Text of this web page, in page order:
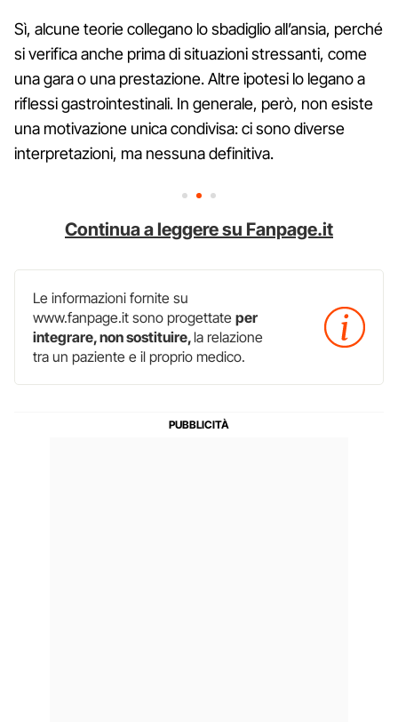
Sì, alcune teorie collegano lo sbadiglio all’ansia, perché
si verifica anche prima di situazioni stressanti, come
una gara o una prestazione. Altre ipotesi lo legano a
riflessi gastrointestinali. In generale, però, non esiste
una motivazione unica condivisa: ci sono diverse
interpretazioni, ma nessuna definitiva.
Continua a leggere su Fanpage.it
Le informazioni fornite su
www.fanpage.it sono progettate per
integrare, non sostituire,la relazione
tra un paziente e il proprio medico.